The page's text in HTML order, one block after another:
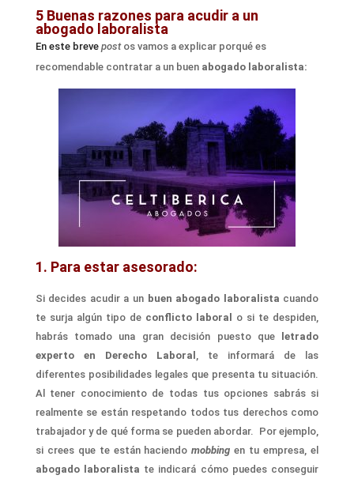
5 Buenas razones para acudira un
abogado laboralista
En este breve postos vamos a explicar porqué es
recomendable contratar a un buen abogado laboralista:
1. Para estar asesorado:
Si decides acudir a un buen abogado laboralista cuando
te surjaalgún tipo de conflicto laboral o si te despiden,
habrás tomado una gran decisión puesto que
letrado
experto en Derecho Laboral ,te informará de las
diferentes posibilidadeslegales que presenta tu situación.
Al tener conocimiento de todas tus opciones sabrás si
realmente se están respetando todos tus derechos como
trabajador y de qué forma se pueden abordar. Por ejemplo,
si crees que te están haciendomobbing en tu empresa, el
abogado laboralista te indicará cómo puedes conseguir